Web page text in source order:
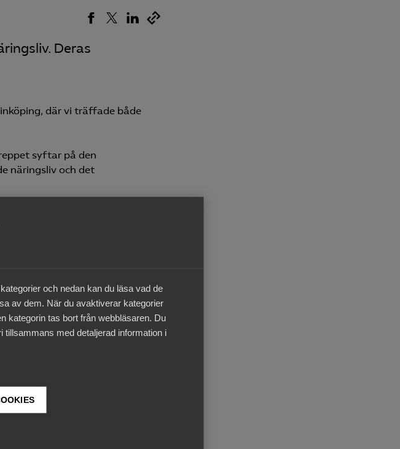
Deras
där vi träffade både
syftar på den
näringsliv och det
att det gamla begreppet
gissar att det fanns olika
även om frågan är
både i sina roller
att universitetens roll,
Först och främst som
De är också en
för forskning och
och nedan kan du läsa vad de
av dem. När du avaktiverar kategorier
kategorin tas bort från webbläsaren. Du
med detaljerad information i